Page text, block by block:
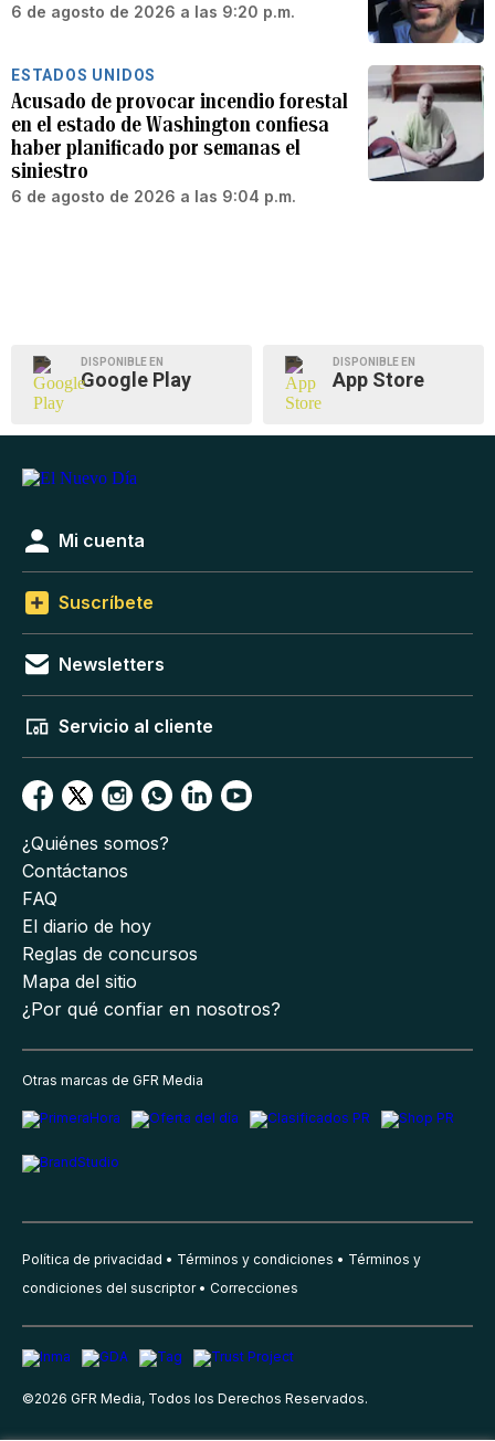
6 de agosto de 2026 a las 9:20 p.m.
ESTADOS UNIDOS
Acusado de provocar incendio forestal
en el estado de Washington confiesa
haber planificado por semanas el
siniestro
6 de agosto de 2026 a las 9:04 p.m.
DISPONIBLE EN
Google Play
DISPONIBLE EN
App Store
Mi cuenta
Suscríbete
Newsletters
Servicio al cliente
¿Quiénes somos?
Contáctanos
FAQ
El diario de hoy
Reglas de concursos
Mapa del sitio
¿Por qué confiar en nosotros?
Otras marcas de GFR Media
Política de privacidad Términos y condiciones
Términos y
condiciones del suscriptor
Correcciones
©2026 GFR Media, Todos los Derechos Reservados.